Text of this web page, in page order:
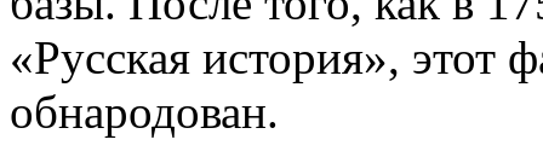
«Русская история», этот
обнародован.